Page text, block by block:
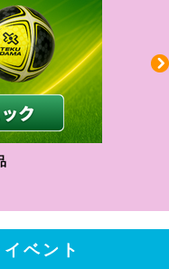
て書ける
ート
ベント